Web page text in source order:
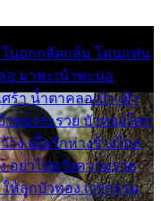
ในอกกลัดกลุ้ม โดนแฟน
อ มาพะเน้าพะนอ
ร้า น้ำตาคลอเบ้า เฝ้า
ทองระรวย บัวทองโศก
าง เมื่อรักห่างร้างไกล
อย่าไปหวังความรวย
ห้ลูกบัวทอง เวรกรรม